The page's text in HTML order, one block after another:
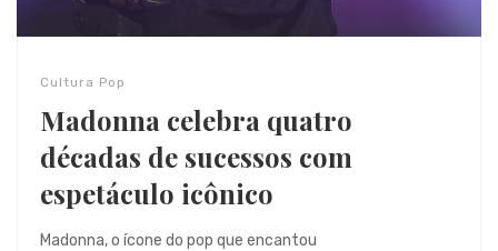
Cultura Pop
Madonna celebra quatro
décadas de sucessos com
espetáculo icônico
Madonna, o ícone do pop que encantou